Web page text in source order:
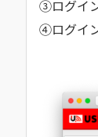
③ログイ
④ログイ